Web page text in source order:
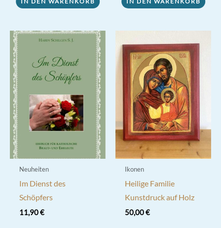
Neuheiten
Im Dienst des
Schöpfers
11,90€
Ikonen
Heilige Familie
Kunstdruck auf Holz
50,00€